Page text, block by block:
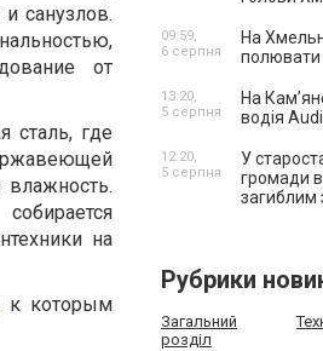
санузлов.
от
сталь, где
на
к которым
На
полювати
09:59,
6 серпня
На
водія Audi
13:20,
5 серпня
У
громади
загиблим
12:20,
5 серпня
Рубрики
Загальний
розділ